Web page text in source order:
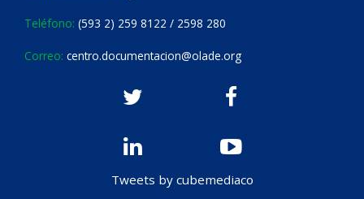
Teléfono: (593 2) 259 8122 / 2598 280
Correo: centro.documentacion@olade.org
Tweets by cubemediaco